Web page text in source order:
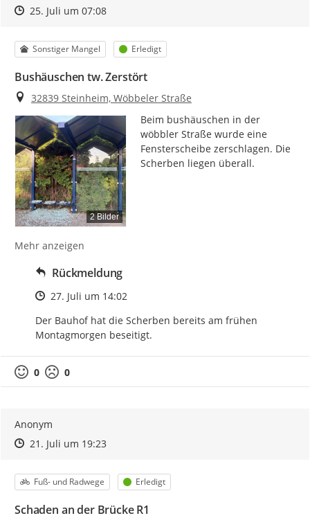
Zeitpunkt des Erstellens
Zeitpunkt des Erstellens
25. Juli um 07:08Zur Äußerung
Kategorie
Sonstiger Mangel Status
Erledigt
Bushäuschen tw. Zerstört
Ort
32839 Steinheim, Wöbbeler Straße
2 Bilder
Beim bushäuschen in der
wöbbler Straße wurde eine
Fensterscheibe zerschlagen. Die
Scherben liegen überall.
Mehr anzeigen
Rückmeldung
Zeitpunkt des Erstellens
27. Juli um 14:02
Der Bauhof hat die Scherben bereits am frühen
Montagmorgen beseitigt.
0 0
Anonym
Zeitpunkt des Erstellens
Zeitpunkt des Erstellens
21. Juli um 19:23Zur Äußerung
Kategorie
Fuß- und Radwege Status
Erledigt
Schaden an der Brücke R1